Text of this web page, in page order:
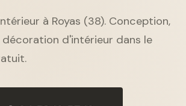
à Royas (38). Conception,
d'intérieur dans le